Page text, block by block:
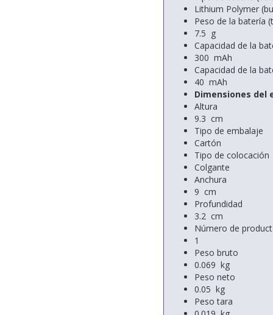
Lithium Polymer
Peso de la batería
7.5 g
Capacidad de la
300 mAh
Capacidad de la
40 mAh
Dimensiones del
Altura
9.3 cm
Tipo de embalaje
Cartón
Tipo de colocación
Colgante
Anchura
9 cm
Profundidad
3.2 cm
Número de
1
Peso bruto
0.069 kg
Peso neto
0.05 kg
Peso tara